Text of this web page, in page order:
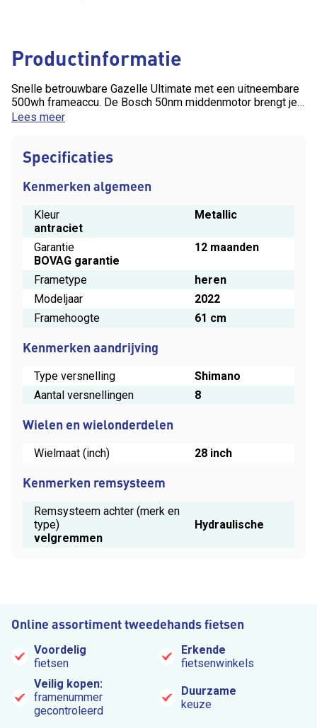
Productinformatie
Snelle betrouwbare Gazelle Ultimate met een uitneembare
500wh frameaccu. De Bosch 50nm middenmotor brengt je
snel op snelheid. |Door het sportieve karakter van de fiets
Lees meer
Specificaties
Kenmerken algemeen
Kleur
Metallic
antraciet
Garantie
12 maanden
BOVAG garantie
Frametype
heren
Modeljaar
2022
Framehoogte
61 cm
Kenmerken aandrijving
Type versnelling
Shimano
Aantal versnellingen
8
Wielen en wielonderdelen
Wielmaat (inch) 28 inch
Kenmerken remsysteem
Remsysteem achter (merk en
type)
Hydraulische
velgremmen
Online assortiment tweedehands fietsen
Voordelig
fietsen
Erkende
fietsenwinkels
Veilig kopen:
framenummer
gecontroleerd
Duurzame
keuze